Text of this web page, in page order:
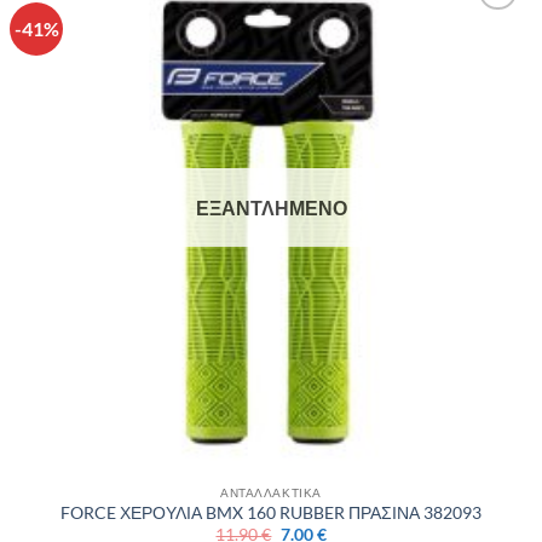
-41%
ΕΞΑΝΤΛΗΜΈΝΟ
ΑΝΤΑΛΛΑΚΤΙΚΑ
FORCE ΧΕΡΟΥΛΙΑ BMX 160 RUBBER ΠΡΑΣΙΝΑ 382093
11.90€ Original
7.00€Η